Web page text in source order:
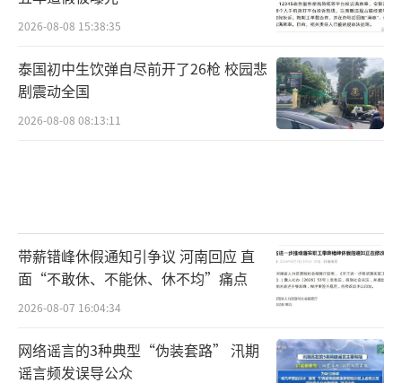
2026-08-08 15:38:35
泰国初中生饮弹自尽前开了26枪 校园悲
剧震动全国
2026-08-08 08:13:11
带薪错峰休假通知引争议 河南回应 直
面“不敢休、不能休、休不均”痛点
2026-08-07 16:04:34
网络谣言的3种典型“伪装套路” 汛期
谣言频发误导公众